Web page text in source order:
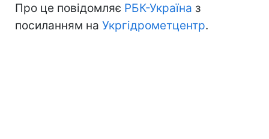
Про це повідомляє РБК-Україна з
посиланням на Укргідрометцентр.